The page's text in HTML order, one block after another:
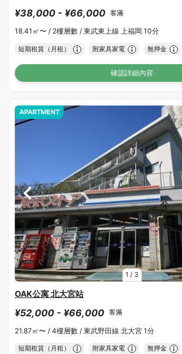
¥38,000 - ¥66,000 客滿
18.41㎡〜 / 2樓層數 / 東武東上線 上福岡 10分
短期租賃（月租） 附家具家電 無押金
確認詳細內容
1 / 3
APARTMENT
OAK公寓 北大宮站
¥52,000 - ¥66,000 客滿
21.87㎡〜 / 4樓層數 / 東武野田線 北大宮 1分
短期租賃（月租） 附家具家電 無押金